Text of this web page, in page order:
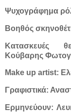
Ψυχογράφημα
Βοηθός
Κατασκευές
Κούβαρης
Make up artist:
Γραφιστικά:
Ερμηνεύουν: